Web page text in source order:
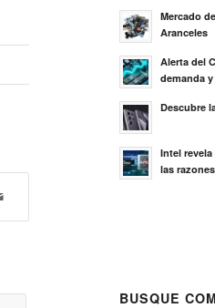
Mercado
Aranceles
Alerta del
demanda
Descubre
Intel
las
BUSQUE